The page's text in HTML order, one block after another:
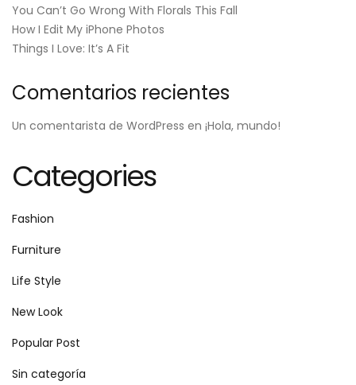
You Can’t Go Wrong With Florals This Fall
How I Edit My iPhone Photos
Things I Love: It’s A Fit
Comentarios recientes
Un comentarista de WordPress en ¡Hola, mundo!
Categories
Fashion
Furniture
Life Style
New Look
Popular Post
Sin categoría